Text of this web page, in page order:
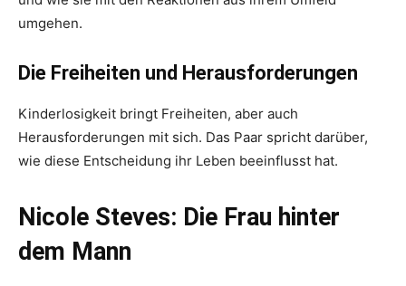
umgehen.
Die Freiheiten und Herausforderungen
Kinderlosigkeit bringt Freiheiten, aber auch
Herausforderungen mit sich. Das Paar spricht darüber,
wie diese Entscheidung ihr Leben beeinflusst hat.
Nicole Steves: Die Frau hinter
dem Mann